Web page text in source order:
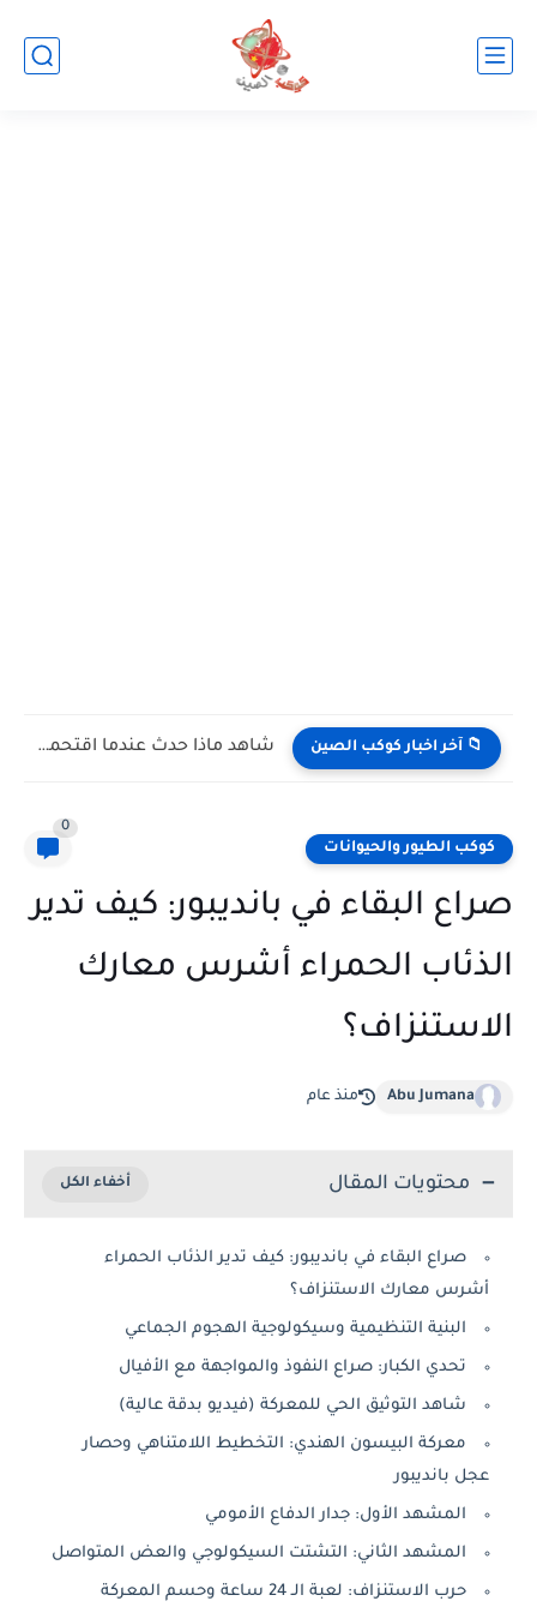
📁 آخر اخبار كوكب الصين شاهد كيف يتغلب النمس على الكوبرا في مواجهة تعتمد على...
كوكب الطيور والحيوانات
0
صراع البقاء في بانديبور: كيف تدير
الذئاب الحمراء أشرس معارك
الاستنزاف؟
Abu Jumana منذ عام
محتويات المقال
صراع البقاء في بانديبور: كيف تدير الذئاب الحمراء
أشرس معارك الاستنزاف؟
البنية التنظيمية وسيكولوجية الهجوم الجماعي
تحدي الكبار: صراع النفوذ والمواجهة مع الأفيال
شاهد التوثيق الحي للمعركة (فيديو بدقة عالية)
معركة البيسون الهندي: التخطيط اللامتناهي وحصار
عجل بانديبور
المشهد الأول: جدار الدفاع الأمومي
المشهد الثاني: التشتت السيكولوجي والعض المتواصل
حرب الاستنزاف: لعبة الـ 24 ساعة وحسم المعركة